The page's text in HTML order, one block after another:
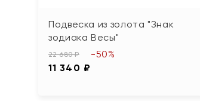
Подвеска из золота "Знак
зодиака Весы"
22 680 ₽
11 340 ₽
-50%